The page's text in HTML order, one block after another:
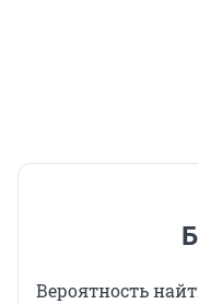
Вероятность